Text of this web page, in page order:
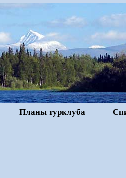
Планы турклуба